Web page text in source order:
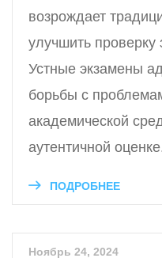
возрождает
улучшить проверку
Устные экзамены
борьбы с
академической
аутентичной
ПОДРОБНЕЕ
Ноябрь 24, 2024